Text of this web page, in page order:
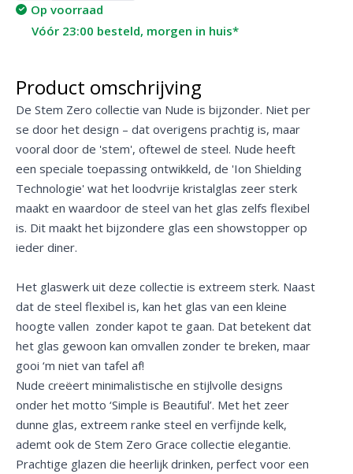
Op voorraad
Vóór 23:00 besteld, morgen in huis*
Product omschrijving
De Stem Zero collectie van Nude is bijzonder. Niet per
se door het design – dat overigens prachtig is, maar
vooral door de 'stem', oftewel de steel. Nude heeft
een speciale toepassing ontwikkeld, de 'Ion Shielding
Technologie' wat het loodvrije kristalglas zeer sterk
maakt en waardoor de steel van het glas zelfs flexibel
is. Dit maakt het bijzondere glas een showstopper op
ieder diner.
Het glaswerk uit deze collectie is extreem sterk. Naast
dat de steel flexibel is, kan het glas van een kleine
hoogte vallen zonder kapot te gaan. Dat betekent dat
het glas gewoon kan omvallen zonder te breken, maar
gooi ‘m niet van tafel af!
Nude creëert minimalistische en stijlvolle designs
onder het motto ‘Simple is Beautiful’. Met het zeer
dunne glas, extreem ranke steel en verfijnde kelk,
ademt ook de Stem Zero Grace collectie elegantie.
Prachtige glazen die heerlijk drinken, perfect voor een